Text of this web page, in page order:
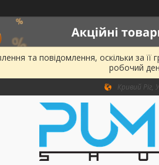
та повідомлення, оскільки за
робочий
Кривий Ріг,